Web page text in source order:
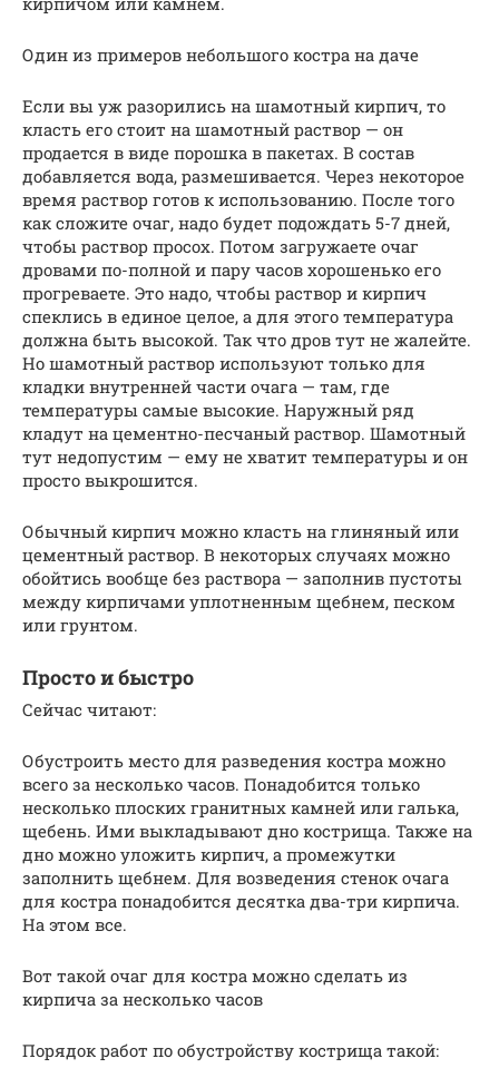
Один из примеров небольшого костра на даче
Если вы уж разорились на шамотный кирпич, то
класть его стоит на шамотный раствор — он
продается в виде порошка в пакетах. В состав
добавляется вода, размешивается. Через некоторое
время раствор готов к использованию. После того
как сложите очаг, надо будет подождать 5-7 дней,
чтобы раствор просох. Потом загружаете очаг
дровами по-полной и пару часов хорошенько его
прогреваете. Это надо, чтобы раствор и кирпич
спеклись в единое целое, а для этого температура
должна быть высокой. Так что дров тут не жалейте.
Но шамотный раствор используют только для
кладки внутренней части очага — там, где
температуры самые высокие. Наружный ряд
кладут на цементно-песчаный раствор. Шамотный
тут недопустим — ему не хватит температуры и он
просто выкрошится.
Обычный кирпич можно класть на глиняный или
цементный раствор. В некоторых случаях можно
обойтись вообще без раствора — заполнив пустоты
между кирпичами уплотненным щебнем, песком
или грунтом.
Просто и быстро
Сейчас читают:
Обустроить место для разведения костра можно
всего за несколько часов. Понадобится только
несколько плоских гранитных камней или галька,
щебень. Ими выкладывают дно кострища. Также на
дно можно уложить кирпич, а промежутки
заполнить щебнем. Для возведения стенок очага
для костра понадобится десятка два-три кирпича.
На этом все.
Вот такой очаг для костра можно сделать из
кирпича за несколько часов
Порядок работ по обустройству кострища такой: